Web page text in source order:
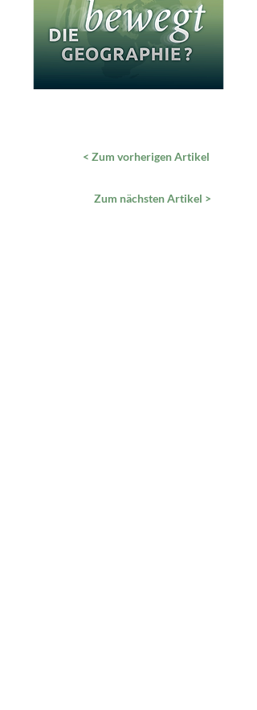
< Zum vorherigen Artikel
Zum nächsten Artikel >